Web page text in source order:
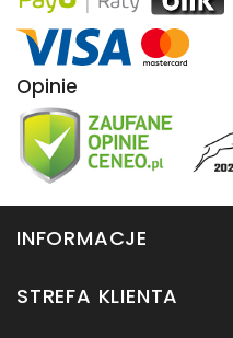
Opinie
INFORMACJE
STREFA KLIENTA